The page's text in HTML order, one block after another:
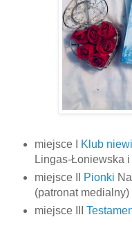
miejsce I Klub
Lingas-Łoniewska
miejsce II
Pionki
(patronat medialny)
miejsce III